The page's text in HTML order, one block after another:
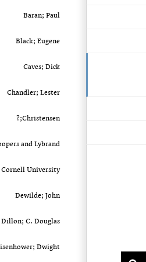
Baran; Paul
Black; Eugene
Caves; Dick
Chandler; Lester
Christensen;?
and Lybrand
Cornell University
Dewilde; John
Dillon; C. Douglas
Dwight